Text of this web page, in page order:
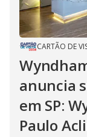
CARTÃO DE
anuncia
em SP:
Paulo